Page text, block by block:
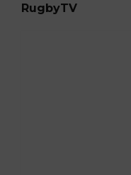
RugbyTV